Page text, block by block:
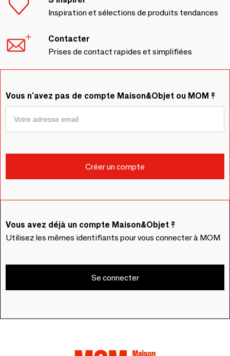
Inspiration et sélections de produits tendances
Contacter
Prises de contact rapides et simplifiées
Vous n'avez pas de compte Maison&Objet ou MOM ?
Vous avez déjà un compte Maison&Objet ?
Utilisez les mêmes identifiants pour vous connecter à MOM
Se connecter